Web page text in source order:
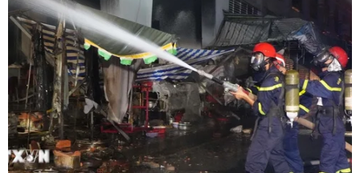
Thống đốc Fed khuyến nghị tăng lãi
suất nếu lạm phát không sớm hạ
nhiệt
06/08/2026 03:46
Sản lượng vàng của Trung Quốc
giảm trong nửa đầu năm 2026